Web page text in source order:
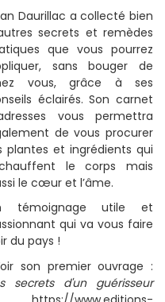
Daurillac a collecté bien
secrets et remèdes
que vous pourrez
sans bouger de
vous, grâce à ses
éclairés. Son carnet
vous permettra
de vous procurer
plantes et ingrédients qui
le corps mais
le cœur et l’âme.
témoignage utile et
qui va vous faire
du pays !
son premier ouvrage :
secrets d'un guérisseur